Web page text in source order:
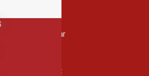
nº 4, 1º andar